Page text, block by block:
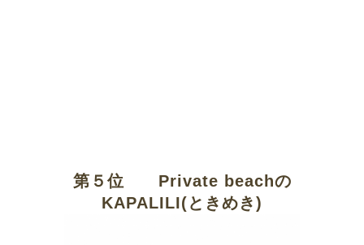
第５位 Private beachの
KAPALILI(ときめき)